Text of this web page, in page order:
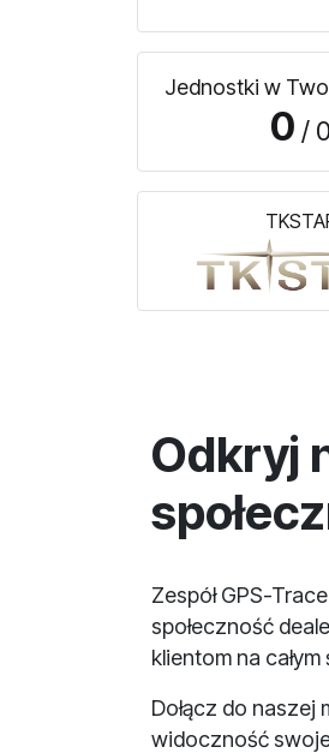
Jednostki w
0 / 0
Odkryj
Zespół GPS-
społeczność
klientom na
Dołącz do naszej
widoczność